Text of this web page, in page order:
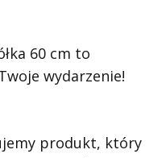
60 cm to
wydarzenie!
produkt, który